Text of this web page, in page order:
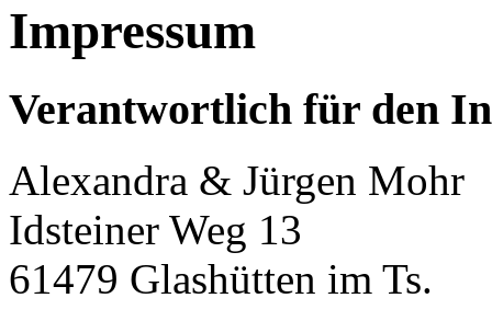
Impressum
Verantwortlich für den
Alexandra & Jürgen Mohr
Idsteiner Weg 13
61479 Glashütten im Ts.